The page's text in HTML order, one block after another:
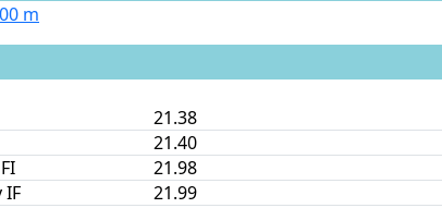
m
21.38
21.40
21.98
IF
21.99